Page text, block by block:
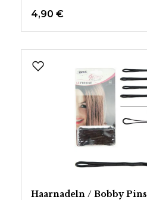
4,90 €
Haarnadeln / Bobby Pins